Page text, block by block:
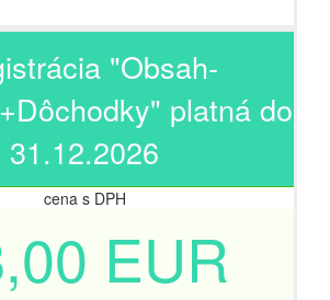
"Obsah-
platná do
31.12.2026
cena s DPH
EUR